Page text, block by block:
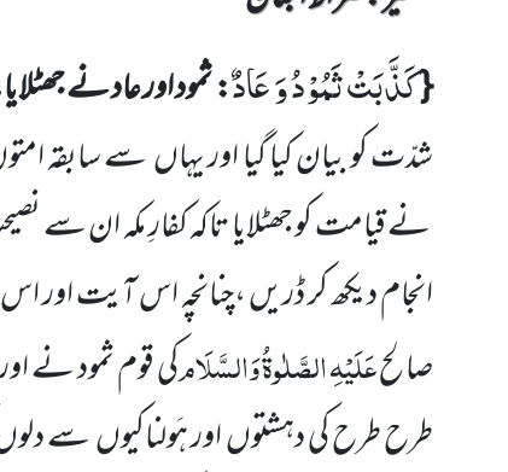
{كَذَّبَتْ ثَمُوْدُ وَ عَادٌ: ثمود اور عاد نے
شدّت کو بیان کیاگیا اور یہاںسے سابقہ
نے قیامت کو جھٹلایا تاکہ کفارِ مکہ ان سے
انجام دیکھ کر ڈریں ،چنانچہ اس آیت اور
صالحعَلَیْہِالصَّلٰوۃُوَالسَّلَامکی قوم ثمود نے
طرح طرح کی دہشتوںاور ہَولناکیوںسے